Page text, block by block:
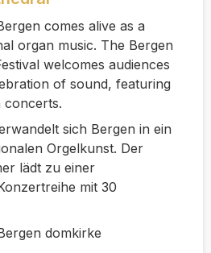
comes alive as a
organ music. The Bergen
welcomes audiences
of sound, featuring
concerts.
sich Bergen in ein
Orgelkunst. Der
lädt zu einer
mit 30
domkirke